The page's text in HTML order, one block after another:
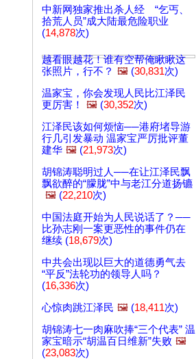
中新网独家推出杀人经 “乞丐、
拾荒人员”成大陆最危险职业
(14,878次)
越看眼越花！谁有空帮俺瞅瞅这
张照片，行不？ 🖼️ (30,831次)
温家宝，你会发现人民比江泽民
更厉害！
🖼️ (30,352次)
江泽民该如何烦恼──港府堵导游
行几引发暴动 温家宝严厉批评董
建华 🖼️ (21,973次)
胡锦涛聪明过人──在让江泽民飘
飘欲醉的“朦胧”中与老江分道扬镳
🖼️ (22,210次)
中国法庭开始为人民说话了？──
比孙志刚一案更恶性的事件仍在
继续 (18,679次)
中共会出现以巨大的道德勇气去
“平反”法轮功的领导人吗？
(16,336次)
心惊肉跳江泽民 🖼️ (18,411次)
胡锦涛七一肉麻吹捧“三个代表” 温
家宝暗示“胡温百日维新”失败 🖼️
(23,083次)